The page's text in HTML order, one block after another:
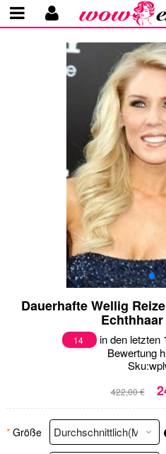
Dauerhafte Wellig
14
in den letzten
Bewertung
Sku:
422,00 €
* Größe